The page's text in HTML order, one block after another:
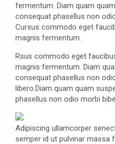
fermentum. Diam quam
consequat phasellus non
Cursus commodo eget
magnis fermentum.
Rsus commodo eget
magnis fermentum. Diam
consequat phasellus non
libero.Diam quam quam
phasellus non odio morbi
Adipiscing ullamcorper
semper id ut pulvinar massa